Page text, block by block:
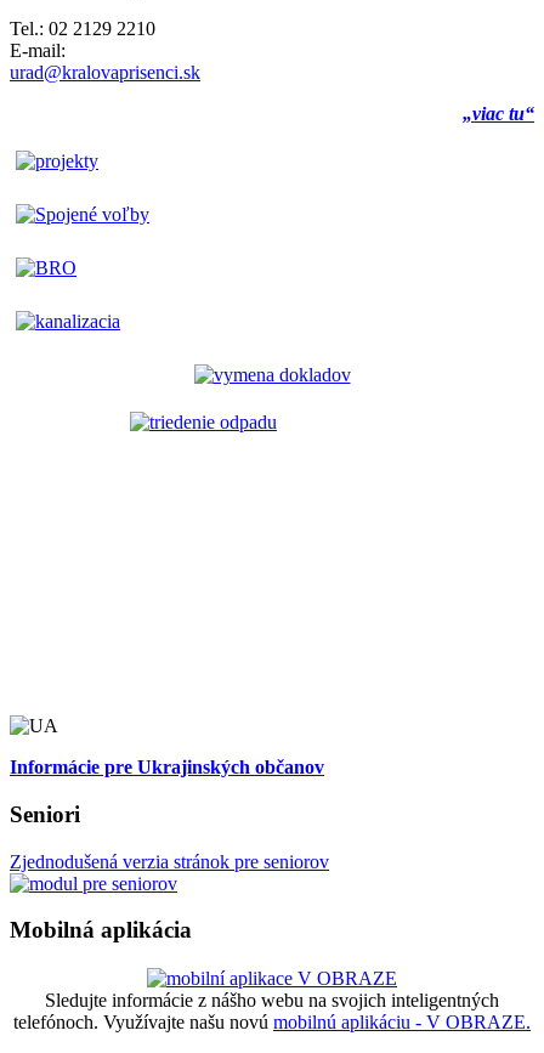
Tel.: 02 2129 2210
E-mail:
urad@kralovaprisenci.sk
„viac tu“
Informácie pre Ukrajinských občanov
Seniori
Zjednodušená verzia stránok pre seniorov
Mobilná aplikácia
Sledujte informácie z nášho webu na svojich inteligentných
telefónoch. Využívajte našu novú mobilnú aplikáciu - V OBRAZE.